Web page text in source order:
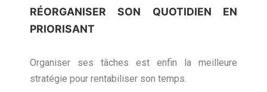
RÉORGANISER SON QUOTIDIEN EN
PRIORISANT
Organiser ses tâches est enfin la meilleure
stratégie pour rentabiliser son temps.